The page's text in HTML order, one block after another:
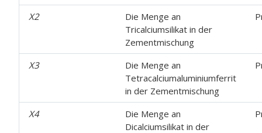
X2
Die Menge an
Tricalciumsilikat in der
Zementmischung
X3
Die Menge an
Tetracalciumaluminiumferrit
in der Zementmischung
X4
Die Menge an
Dicalciumsilikat in der